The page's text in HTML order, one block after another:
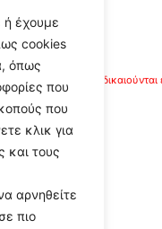
ή έχουμε
cookies
όπως
που
που
κλικ για
και τους
αρνηθείτε
πιο